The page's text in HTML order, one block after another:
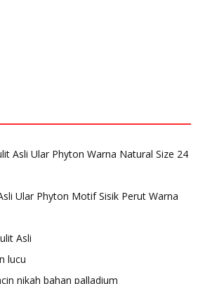
Asli Ular Phyton Warna Natural Size 24
Ular Phyton Motif Sisik Perut Warna
Asli
lucu
nikah bahan palladium